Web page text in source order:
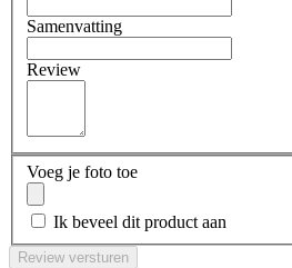
Samenvatting
Review
Voeg je foto toe
Ik beveel dit product aan
Review versturen